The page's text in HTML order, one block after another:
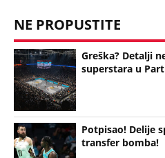
NE PROPUSTITE
Greška? Detalji
superstara u
Potpisao! Delije
transfer bomba!